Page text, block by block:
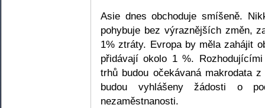
Asie dnes obchoduje smíšeně.
pohybuje bez výraznějších změn,
1% ztráty. Evropa by měla zahájit
přidávají okolo 1 %.
trhů budou očekávaná makrodata
budou vyhlášeny žádosti o
nezaměstnanosti.